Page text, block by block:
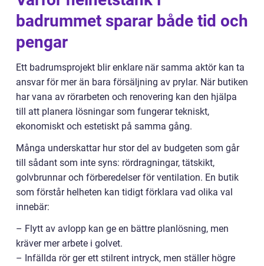
badrummet sparar både tid och
pengar
Ett badrumsprojekt blir enklare när samma aktör kan ta
ansvar för mer än bara försäljning av prylar. När butiken
har vana av rörarbeten och renovering kan den hjälpa
till att planera lösningar som fungerar tekniskt,
ekonomiskt och estetiskt på samma gång.
Många underskattar hur stor del av budgeten som går
till sådant som inte syns: rördragningar, tätskikt,
golvbrunnar och förberedelser för ventilation. En butik
som förstår helheten kan tidigt förklara vad olika val
innebär:
– Flytt av avlopp kan ge en bättre planlösning, men
kräver mer arbete i golvet.
– Infällda rör ger ett stilrent intryck, men ställer högre